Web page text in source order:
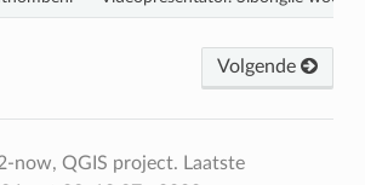
Volgende
now, QGIS project. Laatste